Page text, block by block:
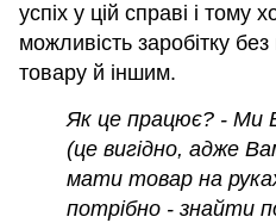
успіх у цій справі і тому
можливість заробітку без
товару й іншим.
Як це працює? - Ми
(це вигідно, адже
мати товар на
потрібно - знайти